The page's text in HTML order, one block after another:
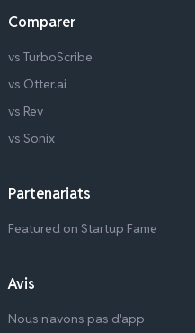
Comparer
vs TurboScribe
vs Otter.ai
vs Rev
vs Sonix
Partenariats
Featured on Startup Fame
Avis
Nous n'avons pas d'app